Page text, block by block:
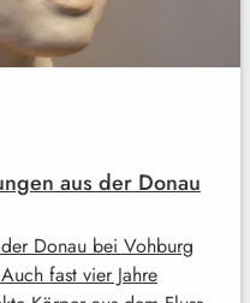
aus der Donau
Donau bei Vohburg
fast vier Jahre